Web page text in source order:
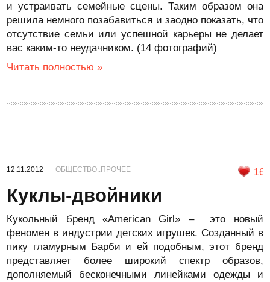
и устраивать семейные сцены. Таким образом она
решила немного позабавиться и заодно показать, что
отсутствие семьи или успешной карьеры не делает
вас каким-то неудачником. (14 фотографий)
Читать полностью »
12.11.2012 ОБЩЕСТВО::ПРОЧЕЕ 16
Куклы-двойники
Кукольный бренд «American Girl» – это новый
феномен в индустрии детских игрушек. Созданный в
пику гламурным Барби и ей подобным, этот бренд
представляет более широкий спектр образов,
дополняемый бесконечными линейками одежды и